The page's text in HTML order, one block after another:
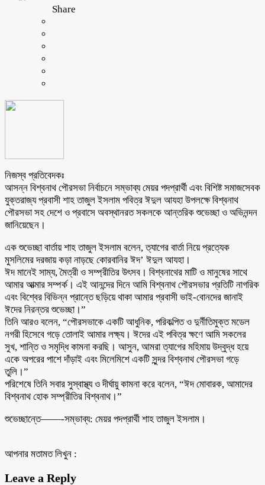
Share
নিজস্ব প্রতিবেদকঃ
আসন্ন বিশ্বনাথ পৌরসভা নির্বাচনে সম্ভাব্য মেয়র পদপ্রার্থী এবং বিশিষ্ট সমাজসেবক
যুক্তরাজ্য প্রবাসী শাহ তাজুল ইসলাম পবিত্র ঈদুল আযহা উপলক্ষে বিশ্বনাথ
পৌরসভা সহ দেশে ও প্রবাসে অবস্থানরত সকলকে আন্তরিক শুভেচ্ছা ও অভিনন্দন
জানিয়েছেন।
এক শুভেচ্ছা বার্তায় শাহ তাজুল ইসলাম বলেন, ত্যাগের বার্তা নিয়ে প্রত্যেক
মুসলিমের দরজায় কড়া নাড়ছে কোরবানির ঈদ’ ঈদুল আযহা।
ঈদ মানেই সাম্য, মৈত্রী ও সম্প্রীতির উৎসব। বিশ্বনাথের মাটি ও মানুষের সাথে
আমার আত্মার সম্পর্ক। এই আনন্দের দিনে আমি বিশ্বনাথ পৌরসভার প্রতিটি নাগরিক
এবং বিশ্বের বিভিন্ন প্রান্তে ছড়িয়ে থাকা আমার প্রবাসী ভাই-বোনদের জানাই
ঈদের নিরন্তর শুভেচ্ছা।”
তিনি আরও বলেন, “পৌরসভাকে একটি আধুনিক, পরিকল্পিত ও দুর্নীতিমুক্ত মডেল
নগরী হিসেবে গড়ে তোলাই আমার লক্ষ্য। ঈদের এই পবিত্র ক্ষণে আমি সকলের
সুখ, শান্তি ও সমৃদ্ধি কামনা করছি। আসুন, আমরা ত্যাগের মহিমায় উদ্বুদ্ধ হয়ে
একে অপরের পাশে দাঁড়াই এবং মিলেমিশে একটি সুন্দর বিশ্বনাথ পৌরসভা গড়ে
তুলি।”
পরিশেষে তিনি সবার সুস্বাস্থ্য ও দীর্ঘায়ু কামনা করে বলেন, “ঈদ মোবারক, আমাদের
বিশ্বনাথ হোক সম্প্রীতির বিশ্বনাথ।”
শুভেচ্ছান্তে——-সম্ভাব্য: মেয়র পদপ্রার্থী শাহ তাজুল ইসলাম।
আপনার মতামত লিখুন :
Leave a Reply